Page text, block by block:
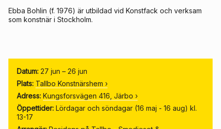
Ebba Bohlin (f. 1976) är utbildad vid Konstfack och verksam
som konstnär i Stockholm.
Datum: 27 jun – 26 jun
Plats: Tallbo Konstnärshem ›
Adress: Kungsforsvägen 416, Järbo ›
Öppettider: Lördagar och söndagar (16 maj - 16 aug) kl.
13-17